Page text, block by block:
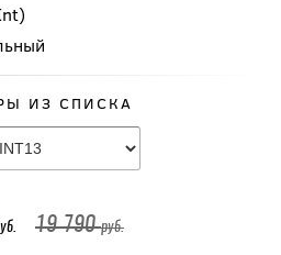
ИЗ СПИСКА
19 790руб.
Перчатки BAUER S25
VAPOR FLY40 INT
14 990